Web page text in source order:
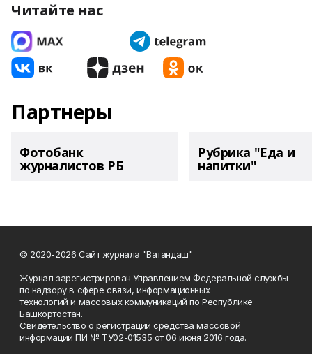
Читайте нас
Партнеры
Фотобанк
журналистов РБ
Рубрика "Еда и
напитки"
© 2020-2026 Сайт журнала "Ватандаш"
Журнал зарегистрирован Управлением Федеральной службы
по надзору в сфере связи, информационных
технологий и массовых коммуникаций по Республике
Башкортостан.
Свидетельство о регистрации средства массовой
информации ПИ № ТУ02-01535 от 06 июня 2016 года.